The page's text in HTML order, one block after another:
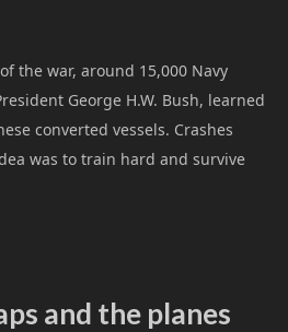
the war, around 15,000 Navy
George H.W. Bush, learned
converted vessels. Crashes
was to train hard and survive
and the planes